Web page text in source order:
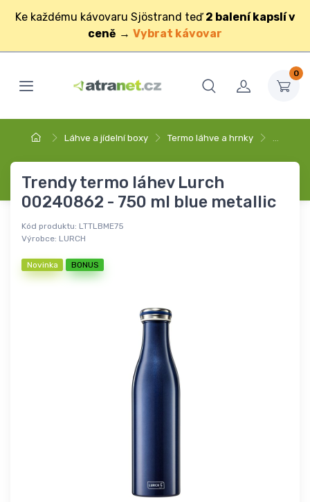
Ke každému kávovaru Sjöstrand teď 2 balení kapslí v
ceně → Vybrat kávovar
0
Láhve a jídelní boxy Termo láhve a hrnky
Trendy termo láhev Lurch
00240862 - 750 ml blue metallic
Kód produktu: LTTLBME75
Výrobce: LURCH
Novinka BONUS